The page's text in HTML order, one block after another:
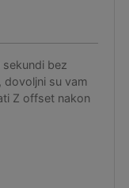
bez
dovoljni su vam
Z offset nakon